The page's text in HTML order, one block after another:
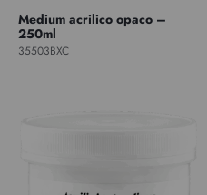
Medium acrilico opaco –
250ml
35503BXC